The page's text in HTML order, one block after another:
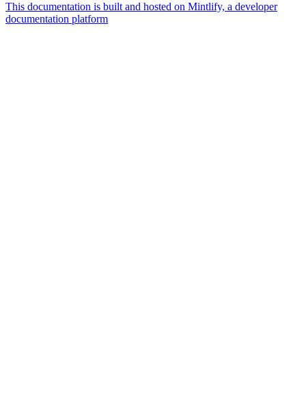
This documentation is built and hosted on Mintlify, a developer
documentation platform